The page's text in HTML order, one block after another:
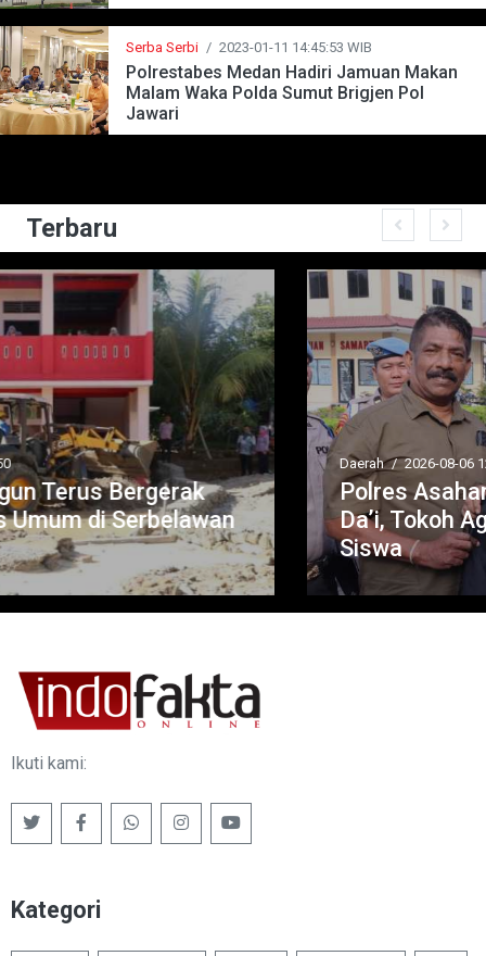
Serba Serbi / 2023-01-11 14:45:53 WIB
Polrestabes Medan Hadiri Jamuan Makan
Malam Waka Polda Sumut Brigjen Pol
Jawari
Terbaru
Daerah / 2026-08-06 12:20:32
Polres Asahan Bagikan 100 Jaket untuk
Da’i, Tokoh Agama dan Pelatih Polisi
Siswa
Ikuti kami:
Kategori